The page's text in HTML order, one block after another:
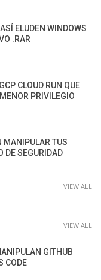
ELUDEN WINDOWS
.RAR
CLOUD RUN QUE
PRIVILEGIO
MANIPULAR TUS
DE SEGURIDAD
VIEW ALL
VIEW ALL
GITHUB
CODE